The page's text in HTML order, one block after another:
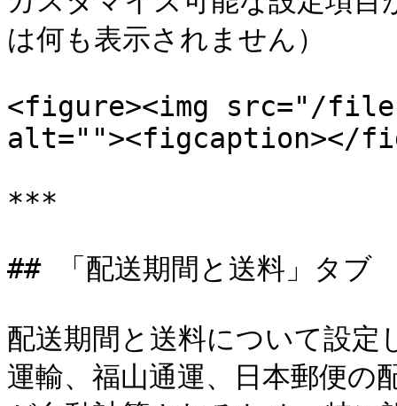
は何も表示されません）
<figure><img src="/files/
alt=""><figcaption></
***
## 「配送期間と送料」タブ
配送期間と送料について設定
運輸、福山通運、日本郵便の